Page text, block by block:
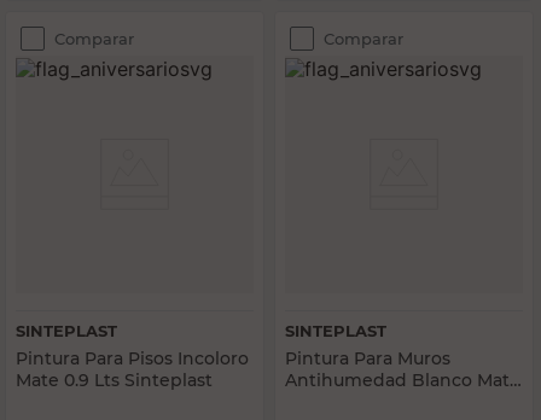
Comparar
SINTEPLAST
Pintura Para Pisos Incoloro
Mate 0.9 Lts Sinteplast
Comparar
SINTEPLAST
Pintura Para Muros
Antihumedad Blanco Mate